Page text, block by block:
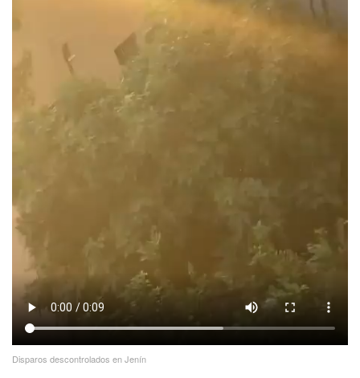
Disparos descontrolados en Jenín